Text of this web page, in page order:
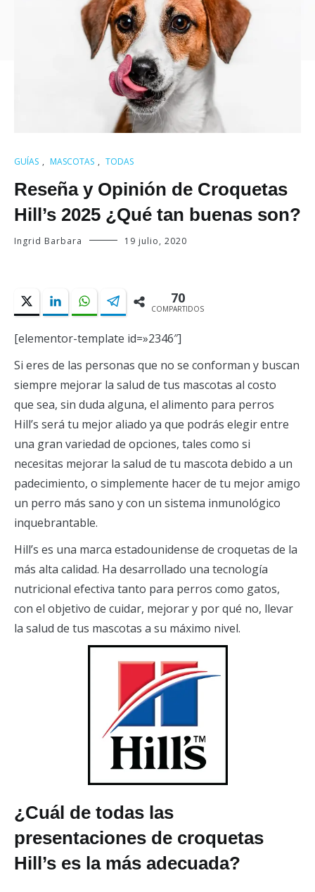
GUÍAS , MASCOTAS , TODAS
Reseña y Opinión de Croquetas
Hill’s 2025 ¿Qué tan buenas son?
Ingrid Barbara 19 julio, 2020
70
COMPARTIDOS
[elementor-template id=»2346″]
Si eres de las personas que no se conforman y buscan
siempre mejorar la salud de tus mascotas al costo
que sea, sin duda alguna, el alimento para perros
Hill’s será tu mejor aliado ya que podrás elegir entre
una gran variedad de opciones, tales como si
necesitas mejorar la salud de tu mascota debido a un
padecimiento, o simplemente hacer de tu mejor amigo
un perro más sano y con un sistema inmunológico
inquebrantable.
Hill’s es una marca estadounidense de croquetas de la
más alta calidad. Ha desarrollado una tecnología
nutricional efectiva tanto para perros como gatos,
con el objetivo de cuidar, mejorar y por qué no, llevar
la salud de tus mascotas a su máximo nivel.
¿Cuál de todas las
presentaciones de croquetas
Hill’s es la más adecuada?